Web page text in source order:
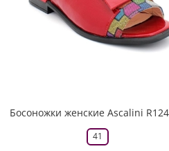
Босоножки женские Ascalini
41